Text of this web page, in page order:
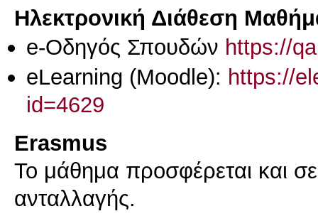
Ηλεκτρονική Διάθεση
e-Οδηγός Σπουδών https://
eLearning (Moodle): https://
id=4629
Erasmus
Το μάθημα προσφέρεται και
ανταλλαγής.